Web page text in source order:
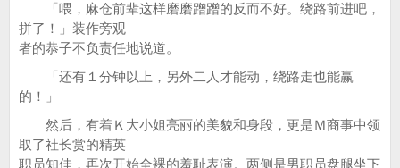
「喂，麻仓前辈这样磨磨蹭蹭的反而不好。绕路前进吧，
拼了！」装作旁观
者的恭子不负责任地说道。
「还有１分钟以上，另外二人才能动，绕路走也能赢
的！」
然后，有着Ｋ大小姐亮丽的美貌和身段，更是Ｍ商事中领
取了社长赏的精英
职员知佳，再次开始全裸的羞耻表演。两侧是男职员盘腿坐下